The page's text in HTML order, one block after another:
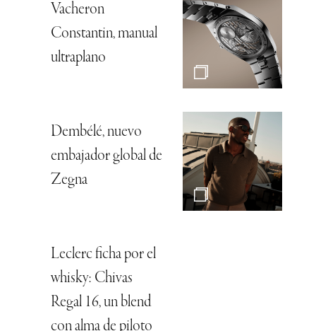
Vacheron
Constantin, manual
ultraplano
Dembélé, nuevo
embajador global de
Zegna
Leclerc ficha por el
whisky: Chivas
Regal 16, un blend
con alma de piloto